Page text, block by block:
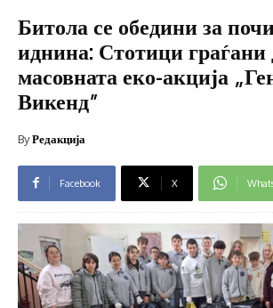
Битола се обедини за
иднина: Стотици граѓани
масовната еко-акција
Викенд”
ByРедакција
Facebook X